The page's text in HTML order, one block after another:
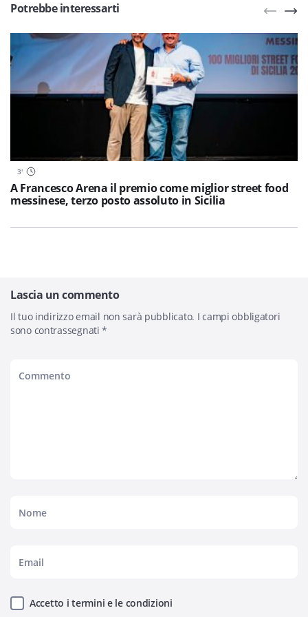
Potrebbe interessarti
3'
A Francesco Arena il premio come miglior street food
messinese, terzo posto assoluto in Sicilia
Lascia un commento
Il tuo indirizzo email non sarà pubblicato. I campi obbligatori
sono contrassegnati*
Accetto i termini e le condizioni